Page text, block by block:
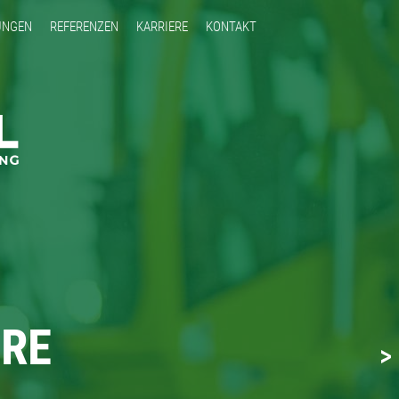
REFERENZEN KARRIERE KONTAKT